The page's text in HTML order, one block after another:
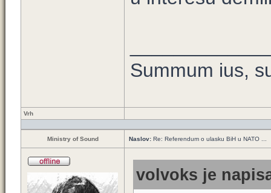
Summum ius,
Vrh
Ministry of Sound Naslov: Re: Referendum o ulasku BiH u NATO ...
volvoks je